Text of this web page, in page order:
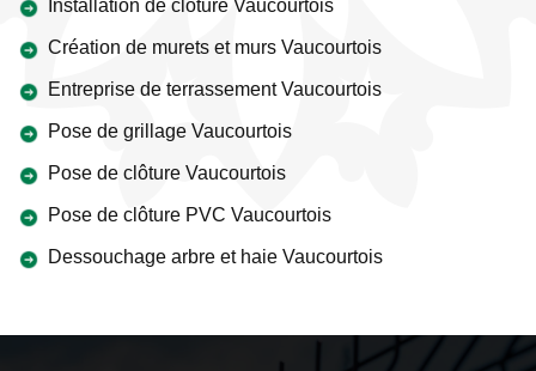
Installation de clôture Vaucourtois
Création de murets et murs Vaucourtois
Entreprise de terrassement Vaucourtois
Pose de grillage Vaucourtois
Pose de clôture Vaucourtois
Pose de clôture PVC Vaucourtois
Dessouchage arbre et haie Vaucourtois